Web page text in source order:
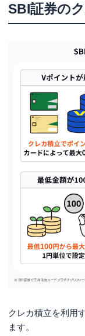
SBI証券の
クレカ積立を利用
ます。